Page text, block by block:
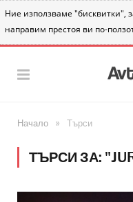
Ние използваме "бисквитки",
направим престоя ви по-
Начало » Търси
ТЪРСИ ЗА: